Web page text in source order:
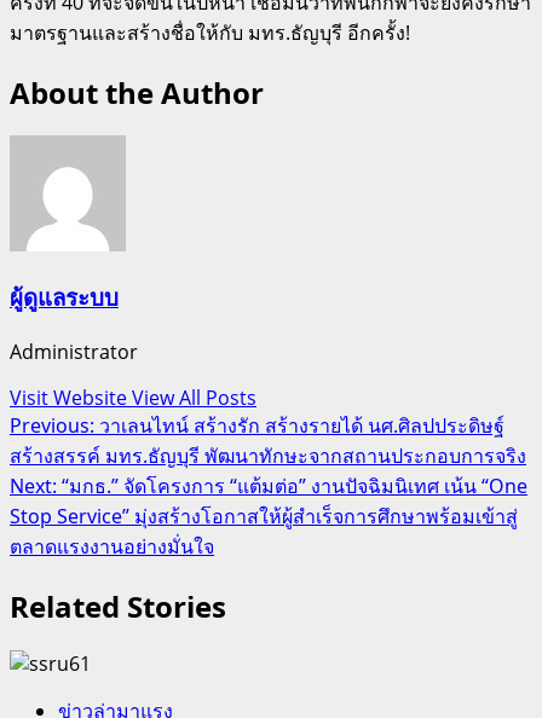
มาตรฐานและสร้างชื่อให้กับ มทร.ธัญบุรี อีกครั้ง!
About the Author
ผู้ดูแลระบบ
Administrator
Visit WebsiteView All Posts
Post
navigation
Previous: วาเลนไทน์ สร้างรัก สร้างรายได้ นศ.ศิลปประดิษฐ์
สร้างสรรค์ มทร.ธัญบุรี พัฒนาทักษะจากสถานประกอบการจริง
Next: “มกธ.” จัดโครงการ “แต้มต่อ” งานปัจฉิมนิเทศ เน้น “One
Stop Service” มุ่งสร้างโอกาสให้ผู้สำเร็จการศึกษาพร้อมเข้าสู่
ตลาดแรงงานอย่างมั่นใจ
Related Stories
ข่าวล่ามาแรง